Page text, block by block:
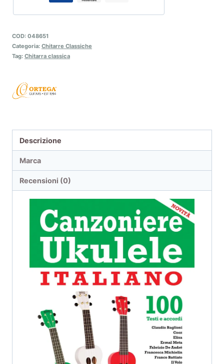
COD: 048651
Categoria: Chitarre Classiche
Tag: Chitarra classica
Descrizione
Marca
Recensioni (0)